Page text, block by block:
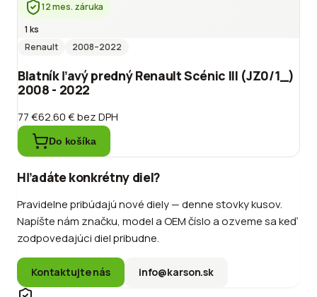
12 mes. záruka
1 ks
Renault
2008–2022
Blatník ľavý predný Renault Scénic III (JZ0/1_)
2008 - 2022
77 €62.60 €bez DPH
Do košíka
Hľadáte konkrétny diel?
Pravidelne pribúdajú nové diely — denne stovky kusov.
Napíšte nám značku, model a OEM číslo a ozveme sa keď
zodpovedajúci diel pribudne.
Kontaktujte nás info@karson.sk